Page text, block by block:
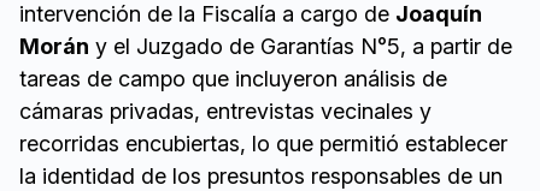
intervención de la Fiscalía a cargo de Joaquín
Morán y el Juzgado de Garantías N°5, a partir de
tareas de campo que incluyeron análisis de
cámaras privadas, entrevistas vecinales y
recorridas encubiertas, lo que permitió establecer
la identidad de los presuntos responsables de un